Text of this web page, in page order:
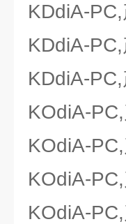
KDdiA-
KDdiA-
KDdiA-
KOdiA-
KOdiA-
KOdiA-
KOdiA-